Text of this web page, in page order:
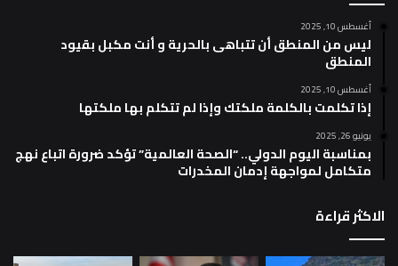
أغسطس 10, 2025
ليس من المنطق أن تتباهى بالحرية و أنت مكبل بقيود
المنطق
أغسطس 10, 2025
إذا تكلمت بالكلمة ملكتك وإذا لم تتكلم بها ملكتها
يونيو 26, 2025
بمناسبة اليوم الدولي.. “الصحة العالمية” تؤكد ضرورة اتباع نهج
متكامل لمواجهة إدمان المخدرات
الاكثر قراءة